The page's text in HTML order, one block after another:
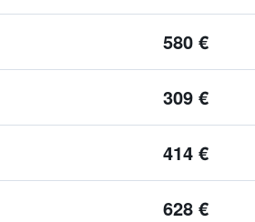
580 €
309 €
414 €
628 €